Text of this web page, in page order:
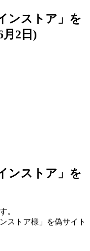
ンストア」を
2日)
ンストア」を
。
ストア様」を偽サイト